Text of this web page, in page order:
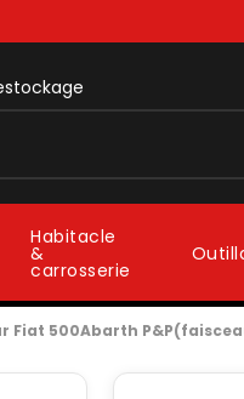
Habitacle
&
carrosserie
Fiat 500Abarth